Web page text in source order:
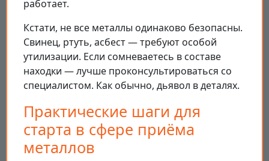
работает.
Кстати, не все металлы одинаково безопасны.
Свинец, ртуть, асбест — требуют особой
утилизации. Если сомневаетесь в составе
находки — лучше проконсультироваться со
специалистом. Как обычно, дьявол в деталях.
Практические шаги для
старта в сфере приёма
металлов